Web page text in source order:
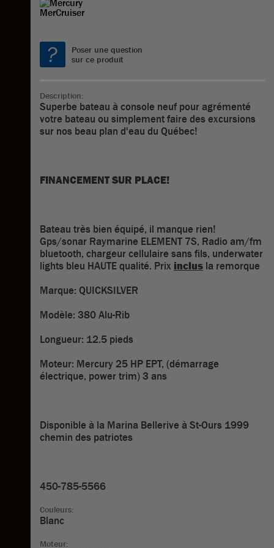
Poser une question
sur ce produit
Description:
Superbe bateau à console neuf pour agrémenté
votre bateau ou simplement faire des excursions
sur nos beau plan d'eau du Québec!
FINANCEMENT SUR PLACE!
Bateau très bien équipé, il manque rien!
Gps/sonar Raymarine ELEMENT 7S, Radio am/fm
bluetooth, chargeur cellulaire sans fils, underwater
lights bleu HAUTE qualité. Prix inclus la remorque
Marque: QUICKSILVER
Modèle: 380 Alu-Rib
Longueur: 12.5 pieds
Moteur: Mercury 25 HP EPT, (démarrage
électrique, power trim) 3 ans
Disponible à la Marina Bellerive à St-Ours 1999
chemin des patriotes
450-785-5566
Couleurs:
Blanc
Moteur: